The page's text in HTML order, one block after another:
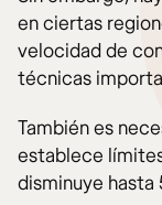
en ciertas
velocidad de
técnicas
También es
establece
disminuye hasta